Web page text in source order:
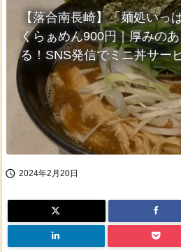
【落合南長崎】「麺処いっ
くらぁめん900円｜厚みの
る！SNS発信でミニ丼サー
 2024年2月20日